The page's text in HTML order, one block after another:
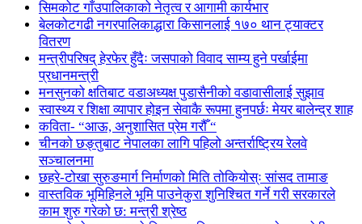
सिमकोट गाँउपालिकाको नेतृत्व र आगामी कार्यभार
बेलकोटगढी नगरपालिकाद्धारा किसानलाई १७० थान ट्याक्टर
वितरण
मन्त्रीपरिषद् हेरफेर हुँदैः जसपाको विवाद साम्य हुने पर्खाईमा
प्रधानमन्त्री
मनसुनको क्षतिबाट वडाअध्यक्ष पुडासैनीको वडावासीलाई सुझाव
स्वास्थ्य र शिक्षा व्यापार होइन सेवाकै रूपमा हुनपर्छः मेयर बालेन्द्र शाह
कविता- “आऊ, अनुशासित प्रेम गरौँ “
चीनको छङ्तुबाट नेपालका लागि पहिलो अन्तर्राष्ट्रिय रेलवे
सञ्चालनमा
छहरे-टोखा सुरुङमार्ग निर्माणको मिति तोकियोस्ः सांसद तामाङ
वास्तविक भूमिहिनले भूमि पाउनेकुरा शुनिश्चित गर्ने गरी सरकारले
काम शुरु गरेको छ: मन्त्री श्रेष्ठ